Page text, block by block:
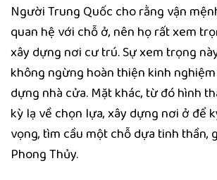
Người Trung Quốc cho rằng vận
quan hệ với chỗ ở, nên họ rất xem
xây dựng nơi cư trú. Sự xem trọng
không ngừng hoàn thiện kinh
dựng nhà cửa. Mặt khác, từ đó hình
kỳ lạ về chọn lựa, xây dựng nơi ở để
vọng, tìm cầu một chỗ dựa tinh thần,
Phong Thủy.